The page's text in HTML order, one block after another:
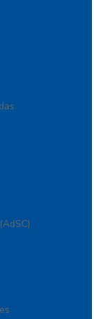
y Voz